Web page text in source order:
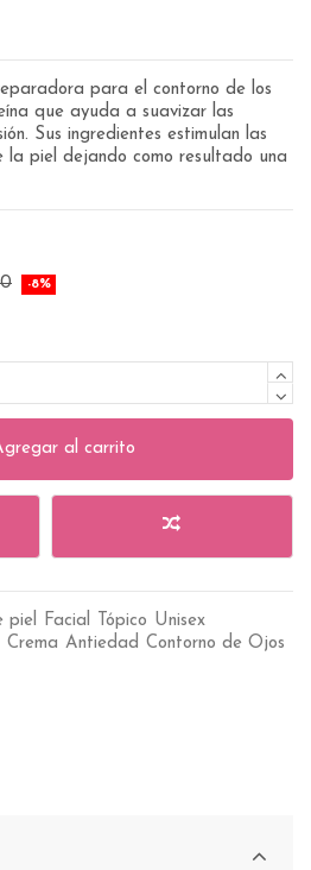
para el contorno de los
que ayuda a suavizar las
Sus ingredientes estimulan las
la piel dejando como resultado una
-8%
al carrito
piel Facial Tópico Unisex
Crema Antiedad Contorno de Ojos